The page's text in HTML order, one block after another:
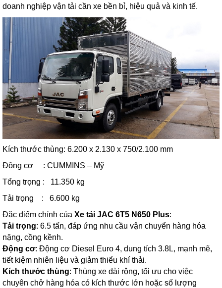
doanh nghiệp vận tải cần xe bền bỉ, hiệu quả và kinh tế.
Kích thước thùng: 6.200 x 2.130 x 750/2.100 mm
Động cơ : CUMMINS – Mỹ
Tổng trọng : 11.350 kg
Tải trọng : 6.600 kg
Đặc điểm chính của Xe tải JAC 6T5 N650 Plus:
Tải trọng: 6.5 tấn, đáp ứng nhu cầu vận chuyển hàng hóa
nặng, cồng kềnh.
Động cơ: Động cơ Diesel Euro 4, dung tích 3.8L, mạnh mẽ,
tiết kiệm nhiên liệu và giảm thiểu khí thải.
Kích thước thùng: Thùng xe dài rộng, tối ưu cho việc
chuyên chở hàng hóa có kích thước lớn hoặc số lượng